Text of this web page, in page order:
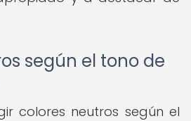
según el tono de
colores neutros según el